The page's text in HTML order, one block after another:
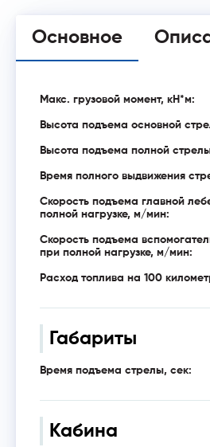
Основное
Макс. грузовой момент, кН*м:
Высота подъема основной
Высота подъема полной
Время полного выдвижения
Скорость подъема главной
полной нагрузке, м/мин:
Скорость подъема
при полной нагрузке, м/мин:
Расход топлива на 100
Габариты
Время подъема стрелы, сек:
Кабина